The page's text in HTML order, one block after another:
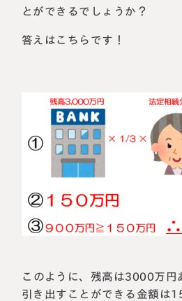
とができるでしょうか？
答えはこちらです！
このように、残高は3000万円
引き出すことができる金額は